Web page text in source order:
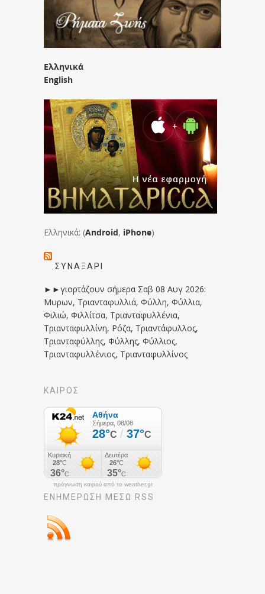
Ελληνικά
English
Ελληνικά: (Android, iPhone)
ΣΥΝΑΞΆΡΙ
►►γιορτάζουν σήμερα Σαβ 08 Αυγ 2026:
Μυρων, Τριανταφυλλιά, Φύλλη, Φύλλια,
Φιλιώ, Φιλλίτσα, Τριανταφυλλένια,
Τριανταφυλλίνη, Ρόζα, Τριαντάφυλλος,
Τριανταφύλλης, Φύλλης, Φύλλιος,
Τριανταφυλλένιος, Τριανταφυλλίνος
ΚΑΙΡΟΣ
πρόγνωση καιρού από το weather.gr
ΕΝΗΜΈΡΩΣΉ ΜΕΣΩ RSS